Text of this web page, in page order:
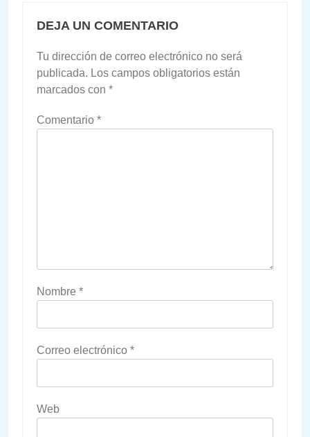
DEJA UN COMENTARIO
Tu dirección de correo electrónico no será
publicada. Los campos obligatorios están
marcados con *
Comentario *
Nombre *
Correo electrónico *
Web